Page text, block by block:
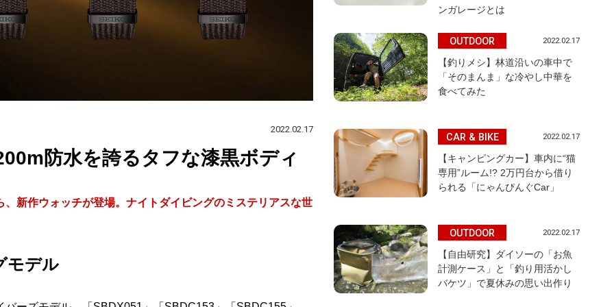
2022.02.17
防水を誇るタフな漆黒ボディ
新作ウォッチが登場。ナイトダイビングのミステリアスな世
モデル
ンガレージとは
OUTDOOR 2022.02.17
【釣りメシ】林道沿いの車中で
「そのまんま」な冷やし中華を
食べてみた
CAR & BIKE 2022.02.17
【キャンピングカー】車内に“猫
専用”ルーム!? 2万円台から借り
られる「にゃんぴんぐCar」
OUTDOOR 2022.02.17
【自由研究】ダイソーの「お魚
計測ケース」と「釣り用活かし
バケツ」で夏休みの思い出作り